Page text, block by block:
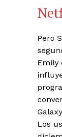
Pero
Emily
Los